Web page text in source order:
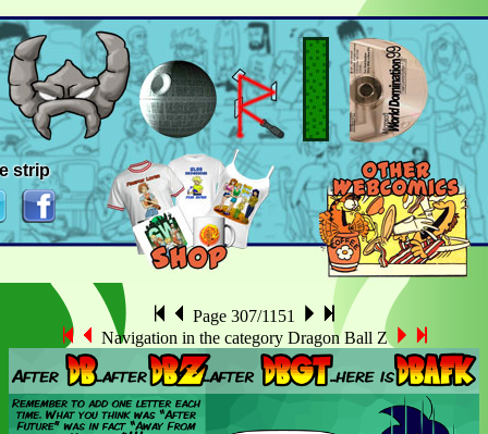
Page 307/1151
Navigation in the category Dragon Ball Z
strip